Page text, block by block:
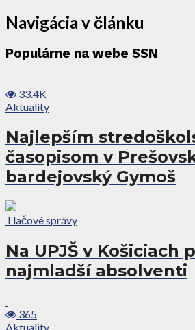
Navigácia v článku
Populárne na webe SSN
33.4K
Aktuality
Najlepším
časopisom v
bardejovský Gymoš
Tlačové správy
Na UPJŠ v Košiciach
najmladší absolventi
365
Aktuality